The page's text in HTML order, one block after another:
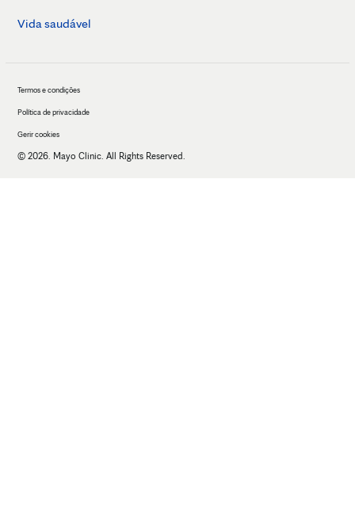
Vida saudável
Termos e condições
Política de privacidade
Gerir cookies
© 2026. Mayo Clinic. All Rights Reserved.